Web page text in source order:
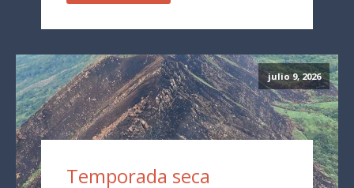
julio 9, 2026
Temporada seca